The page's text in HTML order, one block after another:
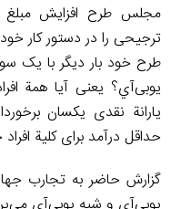
مجلس طرح افزایش مبلغ
ترجیحی را در دستور کار
طرح خود بار دیگر با یک
یوبی‌آي؟ یعنی آیا همة
یارانة نقدی یکسان
حداقل درآمد برای کلیة
گزارش حاضر به تجارب